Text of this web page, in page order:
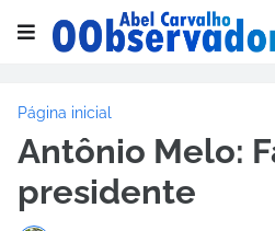
Página inicial
Antônio Melo:
presidente